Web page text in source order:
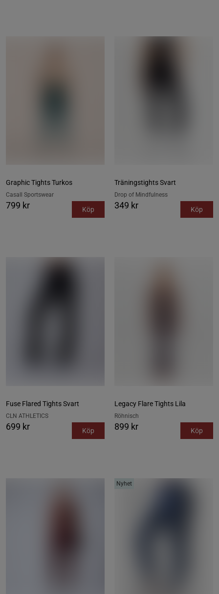
Graphic Tights Turkos
Casall Sportswear
799 kr Köp
Träningstights Svart
Drop of Mindfulness
349 kr Köp
Fuse Flared Tights Svart
CLN ATHLETICS
699 kr Köp
Legacy Flare Tights Lila
Röhnisch
899 kr Köp
Nyhet